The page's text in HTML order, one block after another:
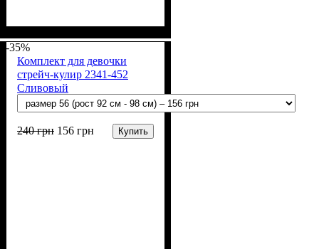
(94% х/б, 6% лайкра)
-35%
Комплект для девочки
стрейч-кулир 2341-452
Сливовый
240грн 156 грн Купить